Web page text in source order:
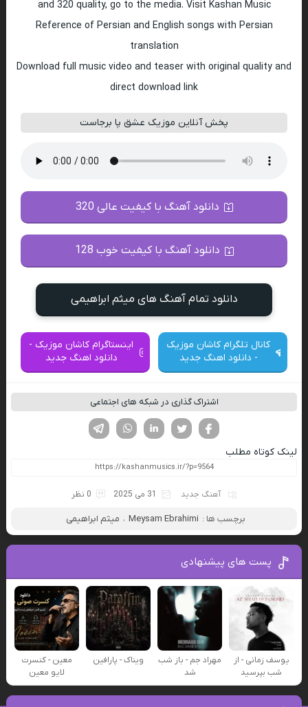
and 320 quality, go to the media. Visit Kashan Music
Reference of Persian and English songs with Persian
translation
Download full music video and teaser with original quality and
direct download link
پخش آنلاین موزیک عشق پا برجاست
دانلود آهنگ با کیفیت عالی 320
دانلود آهنگ با کیفیت خوب 128
دانلود تمام آهنگ های میثم ابراهیمی
کانال تلگرام کاشان موزیک
- دانلود اهنگ جدید
اینستاگرام کاشان موزیک -
دانلود اهنگ جدید
اشتراک گذاری در شبکه های اجتماعی
لینکدین تویتر
فیسوک
لینک کوتاه مطلب
آهنگ جدید 31 می 2025 0 نظر
برچسب ها : Meysam Ebrahimi ، میثم ابراهیمی
پست های پیشنهادی
یوسف زمانی - از
شب بپرسید
مهراد جم - باز شب
شد
ویناک - پارافین
معین - کنسرت
لایو معین